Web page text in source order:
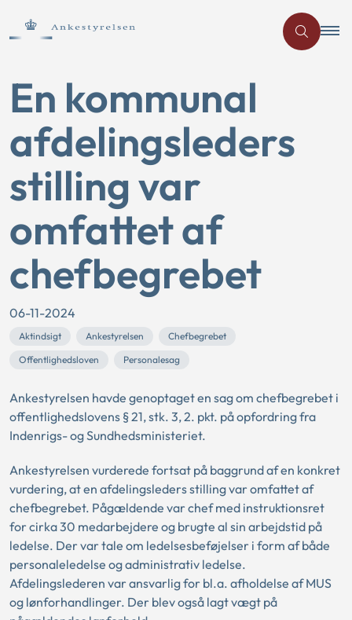
En kommunal
afdelingsleders
stilling var
omfattet af
chefbegrebet
06-11-2024
Aktindsigt Ankestyrelsen
Chefbegrebet
Offentlighedsloven
Personalesag
Ankestyrelsen havde genoptaget en sag om chefbegrebet i
offentlighedslovens § 21, stk. 3, 2. pkt. på opfordring fra
Indenrigs- og Sundhedsministeriet.
Ankestyrelsen vurderede fortsat på baggrund af en konkret
vurdering, at en afdelingsleders stilling var omfattet af
chefbegrebet. Pågældende var chef med instruktionsret
for cirka 30 medarbejdere og brugte al sin arbejdstid på
ledelse. Der var tale om ledelsesbeføjelser i form af både
personaleledelse og administrativ ledelse.
Afdelingslederen var ansvarlig for bl.a. afholdelse af MUS
og lønforhandlinger. Der blev også lagt vægt på